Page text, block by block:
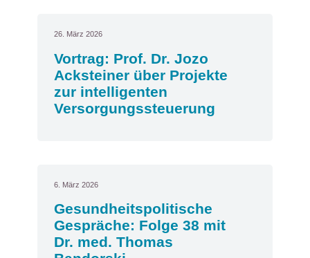
26. März 2026
Vortrag: Prof. Dr. Jozo
Acksteiner über Projekte
zur intelligenten
Versorgungssteuerung
6. März 2026
Gesundheitspolitische
Gespräche: Folge 38 mit
Dr. med. Thomas